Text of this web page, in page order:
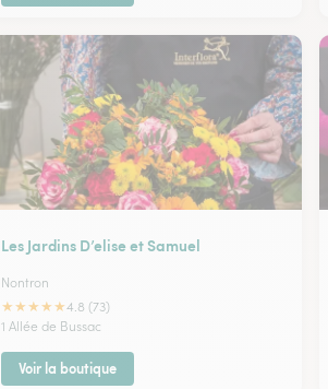
Les Jardins D’elise et Samuel
Nontron
★★★★★4.8 (73)
1 Allée de Bussac
Voir la boutique